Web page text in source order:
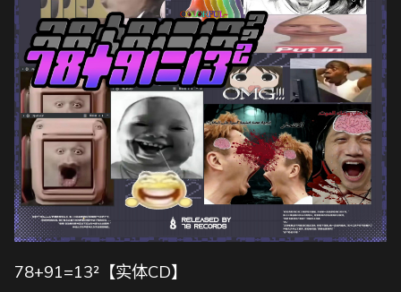
社
团
兑
换
DEFLATE
随
78+91=13²【实体CD】